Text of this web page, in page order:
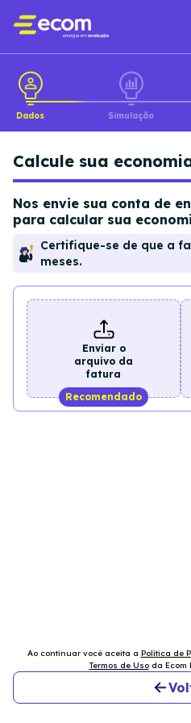
Dados Simulação
Calcule sua
Nos envie sua conta de
para calcular sua
Certifique-se de que a
meses.
Enviar o
arquivo da
fatura
Recomendado
Ao continuar você aceita a Política de
Termos de Uso da Ecom